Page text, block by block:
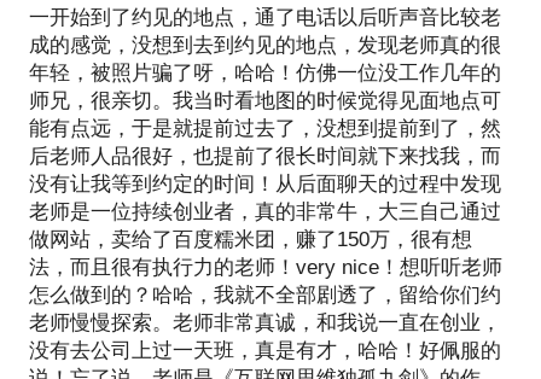
一开始到了约见的地点，通了电话以后听声音比较老
成的感觉，没想到去到约见的地点，发现老师真的很
年轻，被照片骗了呀，哈哈！仿佛一位没工作几年的
师兄，很亲切。我当时看地图的时候觉得见面地点可
能有点远，于是就提前过去了，没想到提前到了，然
后老师人品很好，也提前了很长时间就下来找我，而
没有让我等到约定的时间！从后面聊天的过程中发现
老师是一位持续创业者，真的非常牛，大三自己通过
做网站，卖给了百度糯米团，赚了150万，很有想
法，而且很有执行力的老师！very nice！想听听老师
怎么做到的？哈哈，我就不全部剧透了，留给你们约
老师慢慢探索。老师非常真诚，和我说一直在创业，
没有去公司上过一天班，真是有才，哈哈！好佩服的